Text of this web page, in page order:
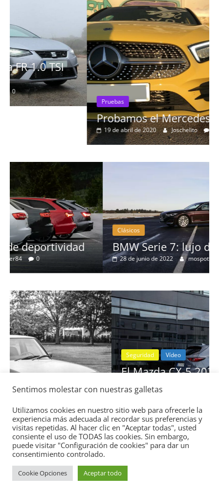
Pruebas
Probamos el Mercedes-Benz A200d
Joschelito 0
Clásicos
BMW Serie 7: lujo desde 1977
28 de junio de 2022 mospotter84 0
Seguridad Vídeo
El Mazda CX-5 2022 logra la máxima
nota en las pruebas de seguridad del
IIHS
11 de noviembre de 2021 mospotter84 0
Copyright © 2026Academia del Motor
Sentimos molestar con nuestras galletas
Utilizamos cookies en nuestro sitio web para ofrecerle la
experiencia más adecuada al recordar sus preferencias y
visitas repetidas. Al hacer clic en "Aceptar todas", usted
consiente el uso de TODAS las cookies. Sin embargo,
puede visitar "Configuración de cookies" para dar un
consentimiento controlado.
Cookie Opciones Aceptar todo